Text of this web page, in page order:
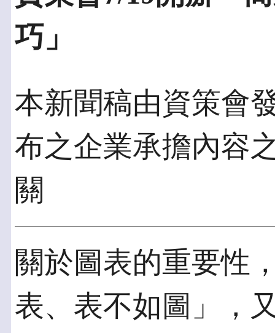
巧」
本新聞稿由資策會
布之企業承擔內容
關
關於圖表的重要性
表、表不如圖」，